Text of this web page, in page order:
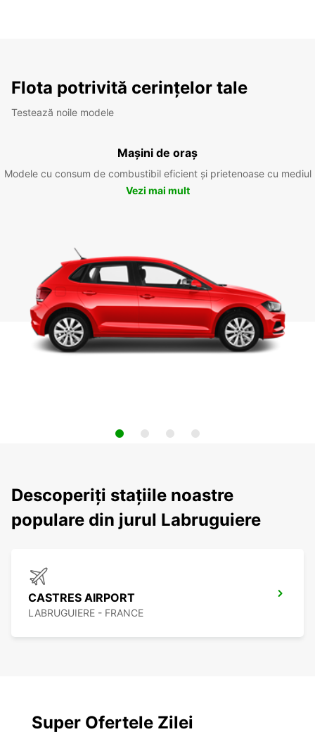
Flota potrivită cerințelor tale
Testează noile modele
Mașini de oraș
Modele cu consum de combustibil eficient și prietenoase cu mediul
Vezi mai mult
Descoperiți stațiile noastre
populare din jurul Labruguiere
CASTRES AIRPORT
LABRUGUIERE - FRANCE
Super Ofertele Zilei